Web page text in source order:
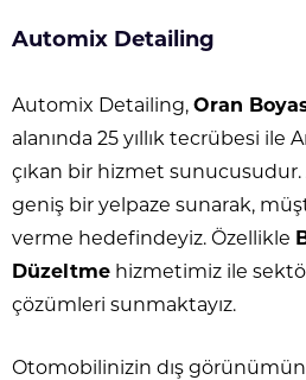
Automix Detailing
Automix Detailing, Oran
alanında 25 yıllık tecrübesi ile
çıkan bir hizmet sunucusudur.
geniş bir yelpaze sunarak,
verme hedefindeyiz. Özellikle
Düzeltme hizmetimiz ile
çözümleri sunmaktayız.
Otomobilinizin dış